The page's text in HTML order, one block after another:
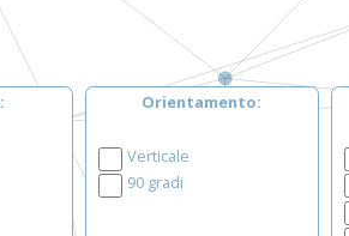
Orientamento
Verticale
90 gradi